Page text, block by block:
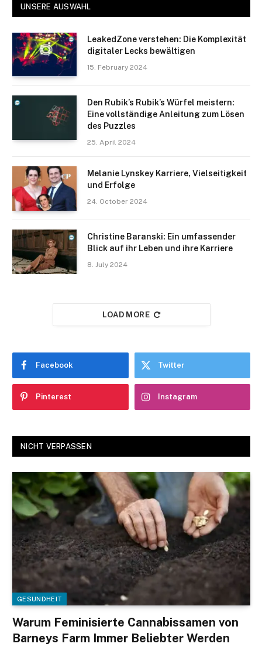
UNSERE AUSWAHL
LeakedZone verstehen: Die Komplexität
digitaler Lecks bewältigen
15. February 2024
Den Rubik’s Rubik’s Würfel meistern:
Eine vollständige Anleitung zum Lösen
des Puzzles
25. April 2024
Melanie Lynskey Karriere, Vielseitigkeit
und Erfolge
24. October 2024
Christine Baranski: Ein umfassender
Blick auf ihr Leben und ihre Karriere
8. July 2024
LOAD MORE
Facebook Twitter
Pinterest Instagram
NICHT VERPASSEN
GESUNDHEIT
Warum Feminisierte Cannabissamen von
Barneys Farm Immer Beliebter Werden